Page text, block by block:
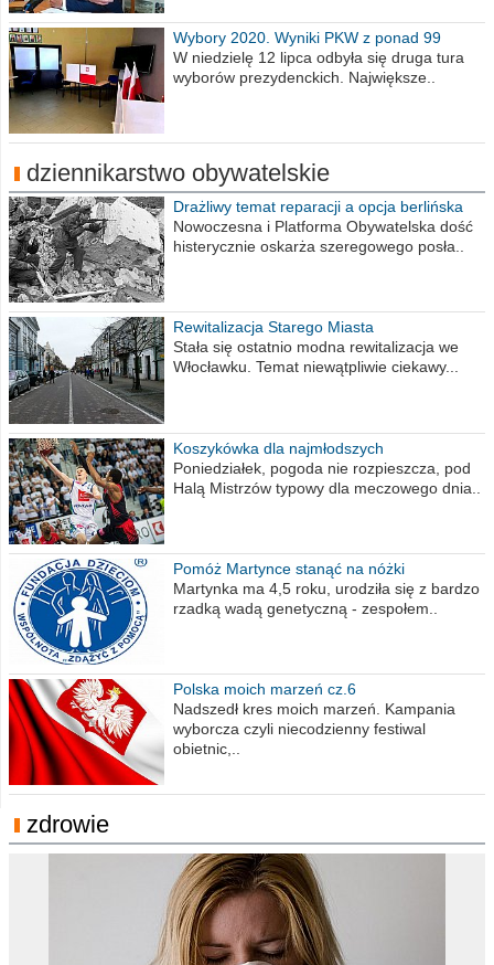
Wybory 2020. Wyniki PKW z ponad 99
procent obwodów
W niedzielę 12 lipca odbyła się druga tura
wyborów prezydenckich. Największe..
dziennikarstwo obywatelskie
Drażliwy temat reparacji a opcja berlińska
Nowoczesna i Platforma Obywatelska dość
histerycznie oskarża szeregowego posła..
Rewitalizacja Starego Miasta
Stała się ostatnio modna rewitalizacja we
Włocławku. Temat niewątpliwie ciekawy...
Koszykówka dla najmłodszych
Poniedziałek, pogoda nie rozpieszcza, pod
Halą Mistrzów typowy dla meczowego dnia..
Pomóż Martynce stanąć na nóżki
Martynka ma 4,5 roku, urodziła się z bardzo
rzadką wadą genetyczną - zespołem..
Polska moich marzeń cz.6
Nadszedł kres moich marzeń. Kampania
wyborcza czyli niecodzienny festiwal
obietnic,..
zdrowie